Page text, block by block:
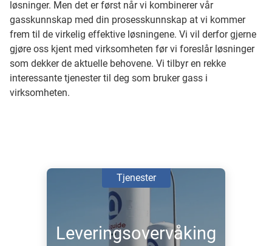
løsninger. Men det er først når vi kombinerer vår
gasskunnskap med din prosesskunnskap at vi kommer
frem til de virkelig effektive løsningene. Vi vil derfor gjerne
gjøre oss kjent med virksomheten før vi foreslår løsninger
som dekker de aktuelle behovene. Vi tilbyr en rekke
interessante tjenester til deg som bruker gass i
virksomheten.
Tjenester
Leveringsovervåking